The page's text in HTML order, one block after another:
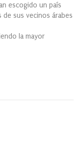
escogido un país
sus vecinos árabes
la mayor